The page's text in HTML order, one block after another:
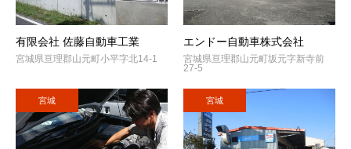
有限会社 佐藤自動車工業
宮城県亘理郡山元町小平字北14-1
エンドー自動車株式会社
宮城県亘理郡山元町坂元字新寺前
27-5
宮城 宮城